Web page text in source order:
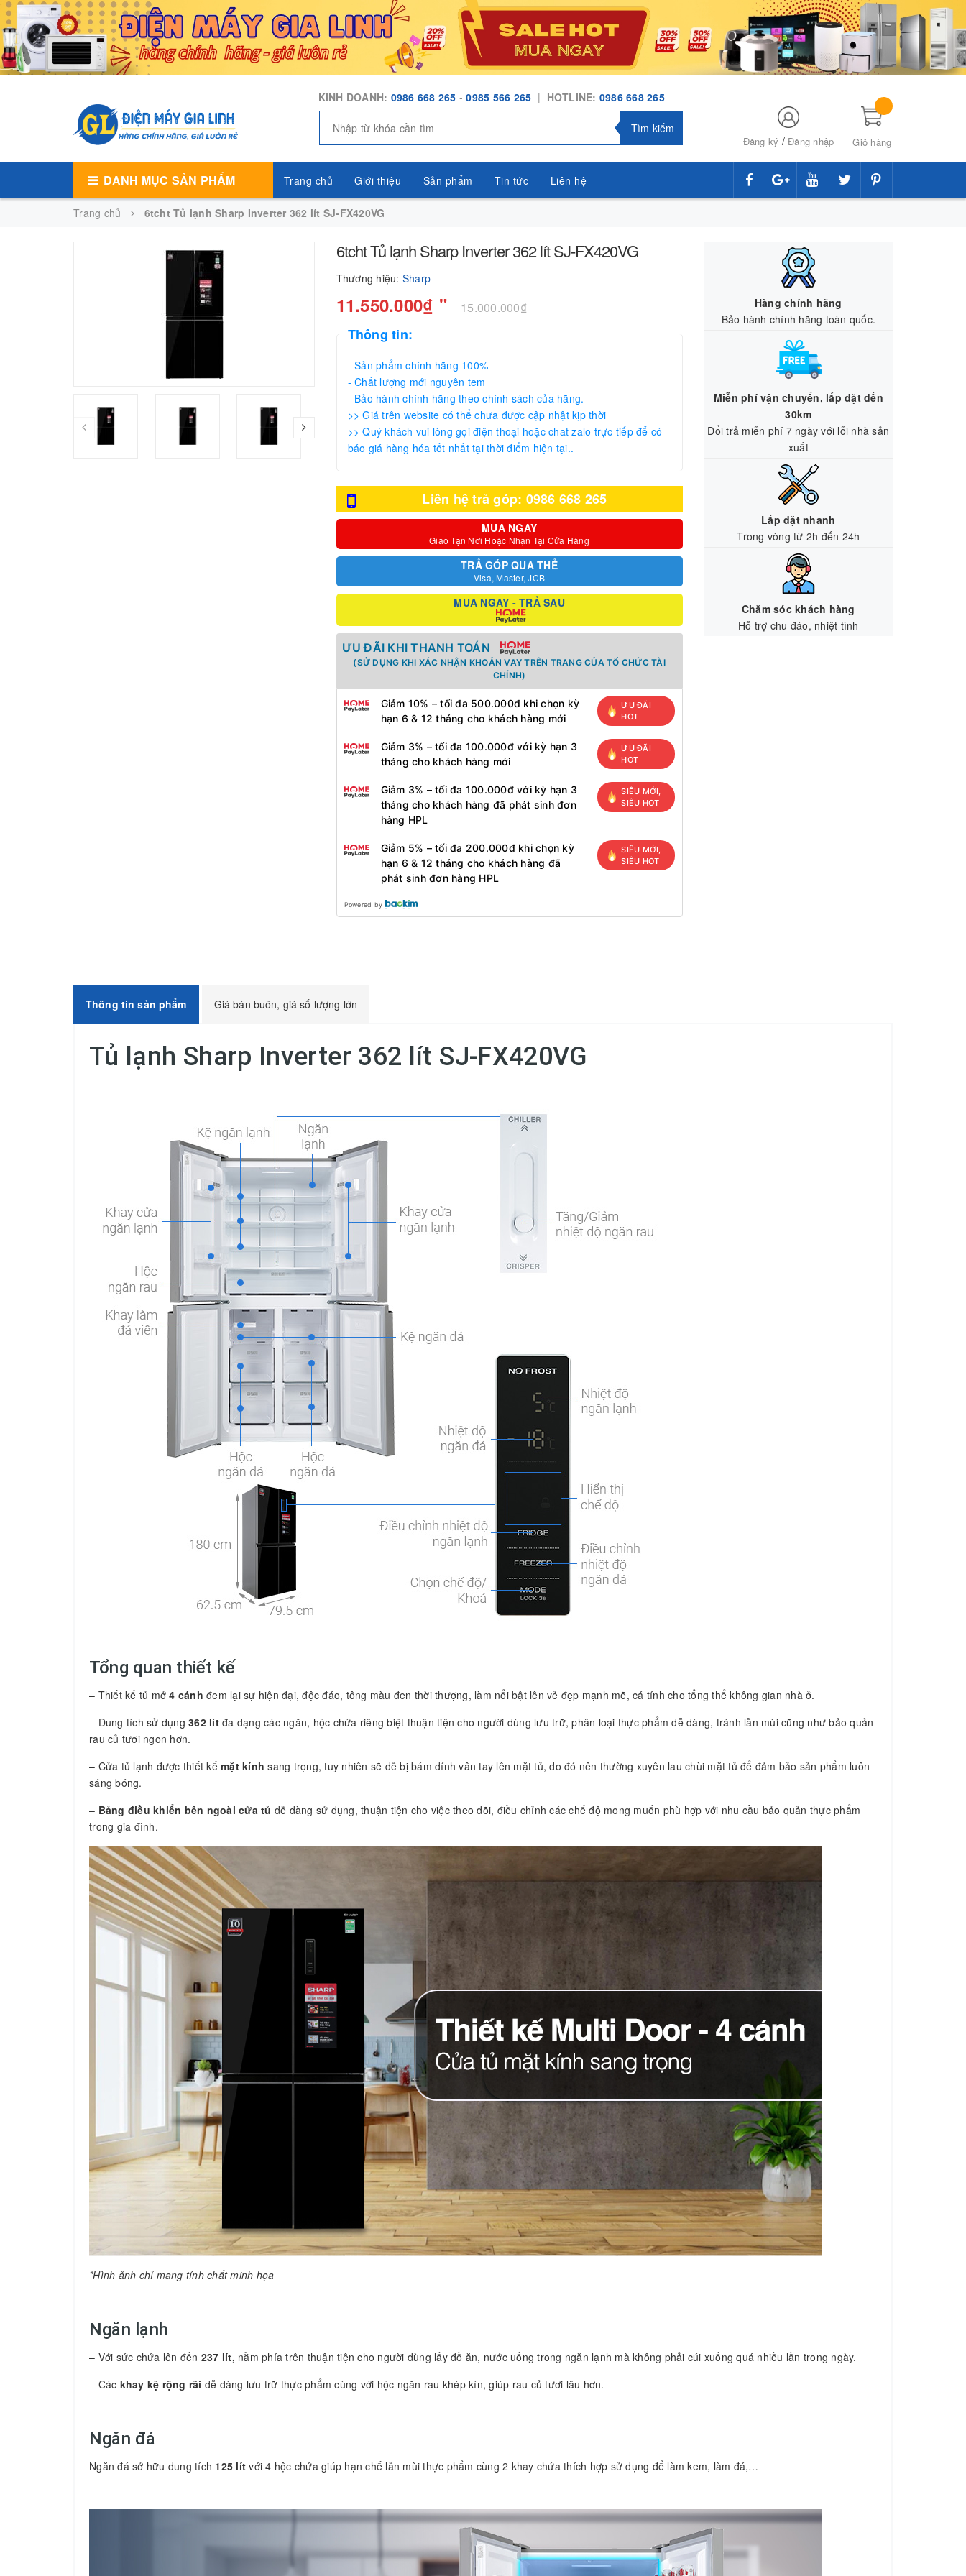
KINH DOANH: 0986 668 265 -0985 566 265 | HOTLINE: 0986 668 265
Tìm kiếm
Đăng ký /Đăng nhập Giỏ hàng
DANH MỤC SẢN PHẨM Trang chủ Giới thiệu Sản phẩm Tin tức Liên hệ
Trang chủ 6tcht Tủ lạnh Sharp Inverter 362 lít SJ-FX420VG
6tcht Tủ lạnh Sharp Inverter 362 lít SJ-FX420VG
Thương hiệu: Sharp
11.550.000₫ " 15.000.000₫
Thông tin:
- Sản phẩm chính hãng 100%
- Chất lượng mới nguyên tem
- Bảo hành chính hãng theo chính sách của hãng.
>> Giá trên website có thể chưa được cập nhật kịp thời
>> Quý khách vui lòng gọi điện thoại hoặc chat zalo trực tiếp để có
báo giá hàng hóa tốt nhất tại thời điểm hiện tại..
Liên hệ trả góp: 0986 668 265
MUA NGAY
Giao Tận Nơi Hoặc Nhận Tại Cửa Hàng
TRẢ GÓP QUA THẺ
Visa, Master, JCB
MUA NGAY - TRẢ SAU
ƯU ĐÃI KHI THANH TOÁN
(SỬ DỤNG KHI XÁC NHẬN KHOẢN VAY TRÊN TRANG CỦA TỔ CHỨC TÀI
CHÍNH)
Giảm 10% – tối đa 500.000đ khi chọn kỳ
hạn 6 & 12 tháng cho khách hàng mới
ƯU ĐÃI
HOT
Giảm 3% – tối đa 100.000đ với kỳ hạn 3
tháng cho khách hàng mới
ƯU ĐÃI
HOT
Giảm 3% – tối đa 100.000đ với kỳ hạn 3
tháng cho khách hàng đã phát sinh đơn
hàng HPL
SIÊU MỚI,
SIÊU HOT
Giảm 5% – tối đa 200.000đ khi chọn kỳ
hạn 6 & 12 tháng cho khách hàng đã
phát sinh đơn hàng HPL
SIÊU MỚI,
SIÊU HOT
Powered by
Hàng chính hãng
Bảo hành chính hãng toàn quốc.
Miễn phí vận chuyển, lắp đặt đến
30km
Đổi trả miễn phí 7 ngày với lỗi nhà sản
xuất
Lắp đặt nhanh
Trong vòng từ 2h đến 24h
Chăm sóc khách hàng
Hỗ trợ chu đáo, nhiệt tình
Thông tin sản phẩm Giá bán buôn, giá số lượng lớn
Tủ lạnh Sharp Inverter 362 lít SJ-FX420VG
Tổng quan thiết kế
– Thiết kế tủ mở4 cánh đem lại sự hiện đại, độc đáo, tông màu đen thời thượng, làm nổi bật lên vẻ đẹp mạnh mẽ, cá tính cho tổng thể không gian nhà ở.
– Dung tích sử dụng 362 lítđa dạng các ngăn, hộc chứa riêng biệt thuận tiện cho người dùng lưu trữ, phân loại thực phẩm dễ dàng, tránh lẫn mùi cũng như bảo quản
rau củ tươi ngon hơn.
– Cửa tủ lạnh được thiết kếmặt kínhsang trọng, tuy nhiên sẽ dễ bị bám dính vân tay lên mặt tủ, do đó nên thường xuyên lau chùi mặt tủ để đảm bảo sản phẩm luôn
sáng bóng.
– Bảng điều khiển bên ngoài cửa tủ dễ dàng sử dụng, thuận tiện cho việc theo dõi, điều chỉnh các chế độ mong muốn phù hợp với nhu cầu bảo quản thực phẩm
trong gia đình.
*Hình ảnh chỉ mang tính chất minh họa
Ngăn lạnh
– Với sức chứa lên đến 237 lít, nằm phía trên thuận tiện cho người dùng lấy đồ ăn, nước uống trong ngăn lạnh mà không phải cúi xuống quá nhiều lần trong ngày.
– Các khay kệ rộng rãi dễ dàng lưu trữ thực phẩm cùng với hộc ngăn rau khép kín, giúp rau củ tươi lâu hơn.
Ngăn đá
Ngăn đá sở hữu dung tích 125 lítvới 4 hộc chứa giúp hạn chế lẫn mùi thực phẩm cùng 2 khay chứa thích hợp sử dụng để làm kem, làm đá,…